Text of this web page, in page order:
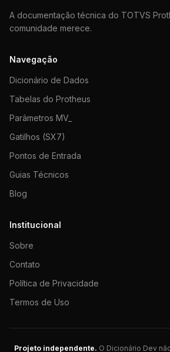
A documentação técnica do TOTVS
comunidade merece.
Navegação
Dicionário de Dados
Tabelas do Protheus
Parâmetros MV_
Gatilhos (SX7)
Pontos de Entrada
Guias Técnicos
Blog
Institucional
Sobre
Contato
Política de Privacidade
Termos de Uso
Projeto independente. O Dicionário Dev